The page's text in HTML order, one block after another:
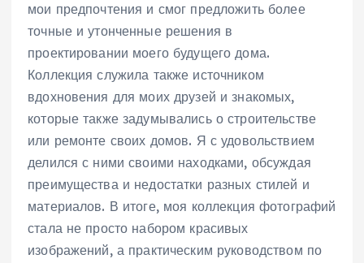
мои предпочтения и смог предложить более
точные и утонченные решения в
проектировании моего будущего дома.
Коллекция служила также источником
вдохновения для моих друзей и знакомых,
которые также задумывались о строительстве
или ремонте своих домов. Я с удовольствием
делился с ними своими находками, обсуждая
преимущества и недостатки разных стилей и
материалов. В итоге, моя коллекция фотографий
стала не просто набором красивых
изображений, а практическим руководством по